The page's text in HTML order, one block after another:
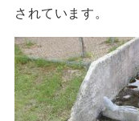
されています。